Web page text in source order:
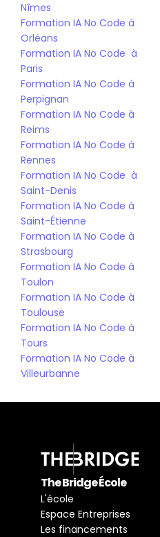
Nîmes
Formation IA No Code à
Orléans
Formation IA No Code  à
Paris
Formation IA No Code à
Perpignan
Formation IA No Code à
Reims
Formation IA No Code à
Rennes
Formation IA No Code  à
Saint-Denis
Formation IA No Code à
Saint-Étienne
Formation IA No Code à
Strasbourg
Formation IA No Code à
Toulon
Formation IA No Code à
Toulouse
Formation IA No Code à
Tours
Formation IA No Code à
Villeurbanne
The Bridge École
L'école
Espace Entreprises
Les financements